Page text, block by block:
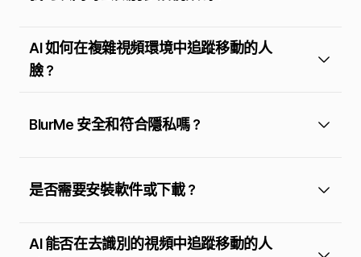
AI 如何在複雜視頻環境中追蹤移動的人
臉？
BlurMe 安全和符合隱私嗎？
是否需要安裝軟件或下載？
AI 能否在去識別的視頻中追蹤移動的人